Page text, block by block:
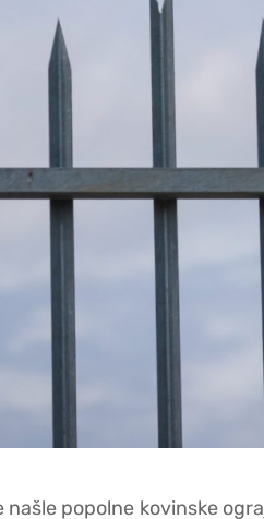
našle popolne kovinske